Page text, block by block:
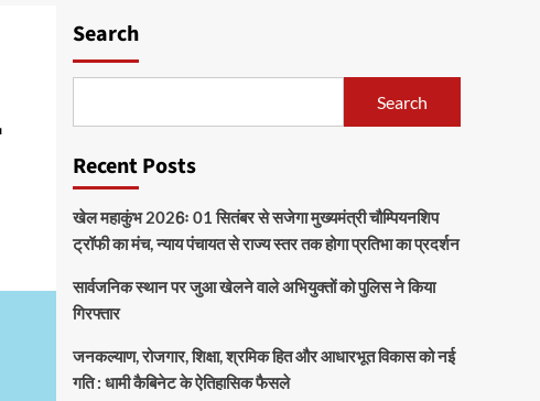
Search
Search
Recent Posts
खेल महाकुंभ 2026ः 01 सितंबर से सजेगा मुख्यमंत्री चौम्पियनशिप
ट्रॉफी का मंच, न्याय पंचायत से राज्य स्तर तक होगा प्रतिभा का प्रदर्शन
सार्वजनिक स्थान पर जुआ खेलने वाले अभियुक्तों को पुलिस ने किया
गिरफ्तार
जनकल्याण, रोजगार, शिक्षा, श्रमिक हित और आधारभूत विकास को नई
गति : धामी कैबिनेट के ऐतिहासिक फैसले